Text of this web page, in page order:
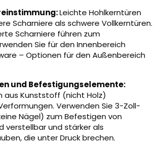
Leichte Hohlkerntüren
Scharniere als schwere Vollkerntüren.
Scharniere führen zum
Sie für den Innenbereich
– Optionen für den Außenbereich
und Befestigungselemente:
aus Kunststoff (nicht Holz)
Verwenden Sie 3-Zoll-
Nägel) zum Befestigen von
verstellbar und stärker als
die unter Druck brechen.